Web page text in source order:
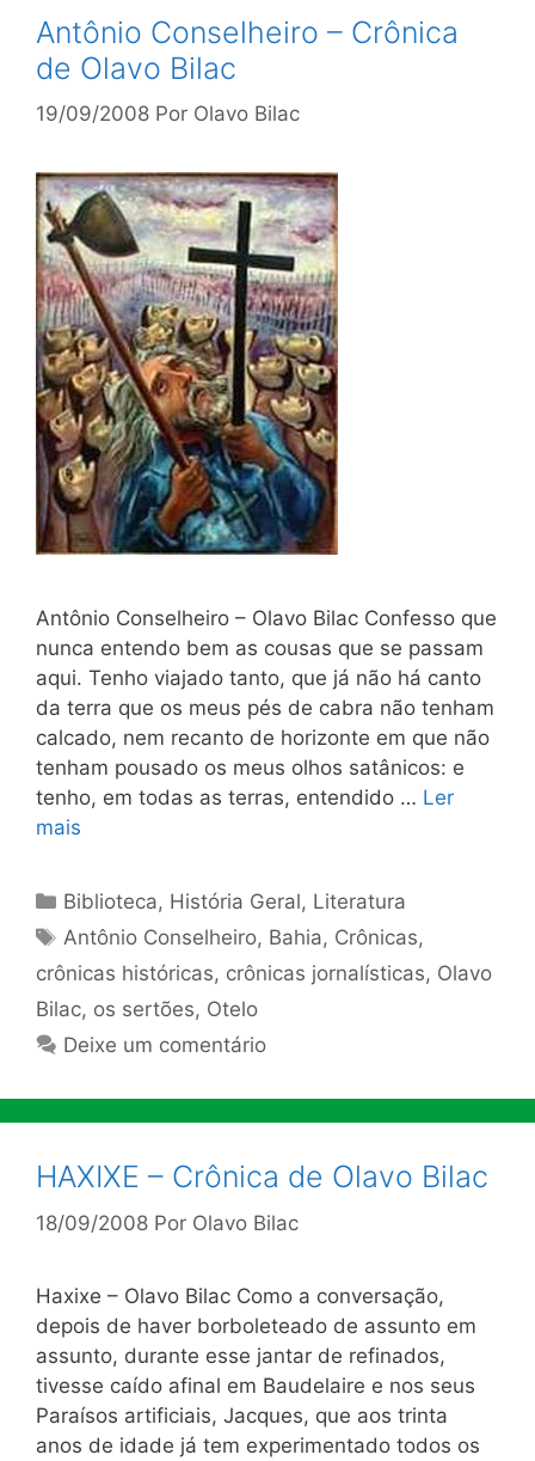
Antônio Conselheiro – Crônica
de Olavo Bilac
19/09/2008 Por Olavo Bilac
Antônio Conselheiro – Olavo Bilac Confesso que
nunca entendo bem as cousas que se pas­sam
aqui. Tenho viajado tanto, que já não há canto
da terra que os meus pés de cabra não tenham
calcado, nem recanto de horizonte em que não
tenham pousado os meus olhos satânicos: e
tenho, em todas as terras, entendido … Ler
mais
Categorias
Biblioteca, História Geral, Literatura
Tags
Antônio Conselheiro, Bahia, Crônicas,
crônicas históricas, crônicas jornalísticas, Olavo
Bilac, os sertões, Otelo
Deixe um comentário
HAXIXE – Crônica de Olavo Bilac
18/09/2008 Por Olavo Bilac
Haxixe – Olavo Bilac Como a conversação,
depois de haver borboleteado de assunto em
assunto, durante esse jantar de refinados,
tivesse caído afinal em Baudelaire e nos seus
Paraísos artificiais, Jacques, que aos trinta
anos de idade já tem experimentado todos os